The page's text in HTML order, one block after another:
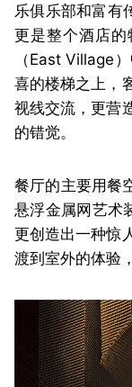
乐俱乐部和富有
更是整个酒店
（East Village
喜的楼梯之上，
视线交流，更营
的错觉。
餐厅的主要用餐
悬浮金属网艺术
更创造出一种惊
渡到室外的体验